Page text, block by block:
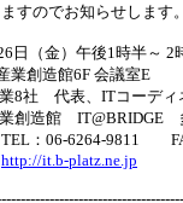
ますのでお知らせしま
26日（金）午
造館6F 会議室E
8社 代表、ITコーデ
創造館
9811 FAX：
http://it.b-platz.ne.jp